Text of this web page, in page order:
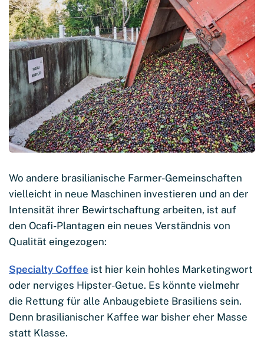
Wo andere brasilianische Farmer-Gemeinschaften
vielleicht in neue Maschinen investieren und an der
Intensität ihrer Bewirtschaftung arbeiten, ist auf
den Ocafi-Plantagen ein neues Verständnis von
Qualität eingezogen:
Specialty Coffee ist hier kein hohles Marketingwort
oder nerviges Hipster-Getue. Es könnte vielmehr
die Rettung für alle Anbaugebiete Brasiliens sein.
Denn brasilianischer Kaffee war bisher eher Masse
statt Klasse.